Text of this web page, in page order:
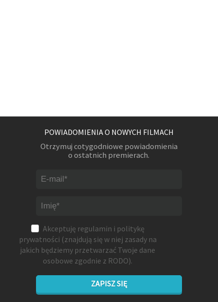
POWIADOMIENIA O NOWYCH FILMACH
Otrzymuj cotygodniowe powiadomienia
o ostatnich premierach.
Akceptuję regulamin i politykę
prywatności (znajdują się w niej zasady na
jakich będziemy przetwarzać Twoje dane
osobowe zgodnie z RODO).
ZAPISZ SIĘ